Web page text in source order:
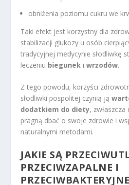
obniżenia poziomu cukru we
Taki efekt jest korzystny dla
stabilizacji glukozy u osób
tradycyjnej medycynie słodliwkę
leczeniu biegunek iwrzodów.
Z tego powodu, korzyści
słodliwki pospolitej czynią ją
dodatkiem do diety,
pragną dbać o swoje zdrowie i
naturalnymi metodami.
JAKIE SĄ
PRZECIWZAPALNE I
PRZECIWBAKTERYJNE